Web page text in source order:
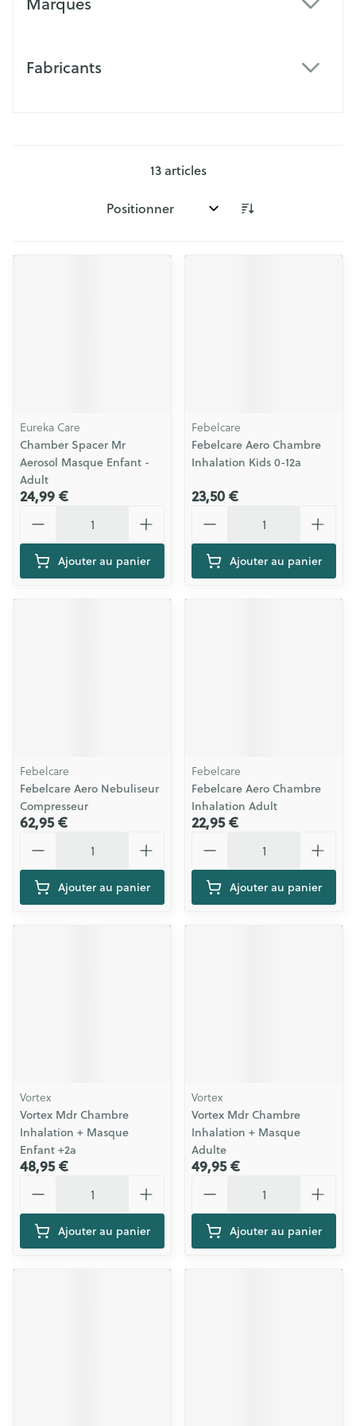
Fabricants
13articles
Trier par:
Eureka Care
Chamber Spacer Mr
Aerosol Masque Enfant -
Adult
24,99 €
Ajouter au panier
Febelcare
Febelcare Aero Chambre
Inhalation Kids 0-12a
23,50 €
Ajouter au panier
Febelcare
Febelcare Aero Nebuliseur
Compresseur
62,95 €
Ajouter au panier
Febelcare
Febelcare Aero Chambre
Inhalation Adult
22,95 €
Ajouter au panier
Vortex
Vortex Mdr Chambre
Inhalation + Masque
Enfant +2a
48,95 €
Ajouter au panier
Vortex
Vortex Mdr Chambre
Inhalation + Masque
Adulte
49,95 €
Ajouter au panier